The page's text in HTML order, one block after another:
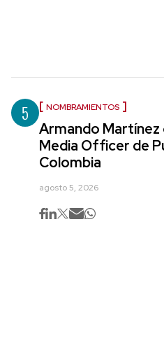
5 NOMBRAMIENTOS
Armando Martínez
Media Officer de
Colombia
agosto 5, 2026